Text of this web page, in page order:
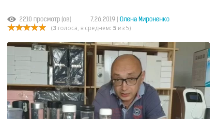
генераторы
Стационарные
генераторы
Водородные
кувшины
Водородные
бутылки
Водородные
ингаляторы
2210 просмотр (ов) 7.26.2019 | Олена Мироненко
(3 голоса, в среднем: 5 из 5)